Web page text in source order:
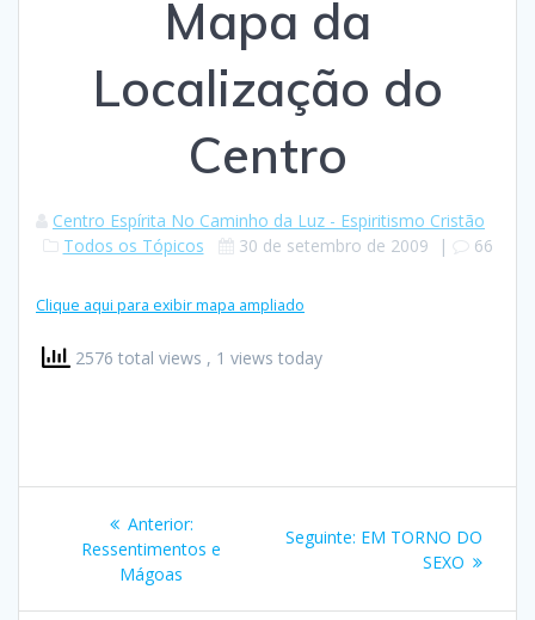
Mapa da
Localização do
Centro
Centro Espírita No Caminho da Luz - Espiritismo Cristão
Todos os Tópicos
30 de setembro de 2009 | 66
Clique aqui para exibir mapa ampliado
2576 total views , 1 views today
Navegação
Anterior:Post
anterior:
Ressentimentos e
Mágoas
Seguinte: Post
seguinte:
EM TORNO DO
SEXO